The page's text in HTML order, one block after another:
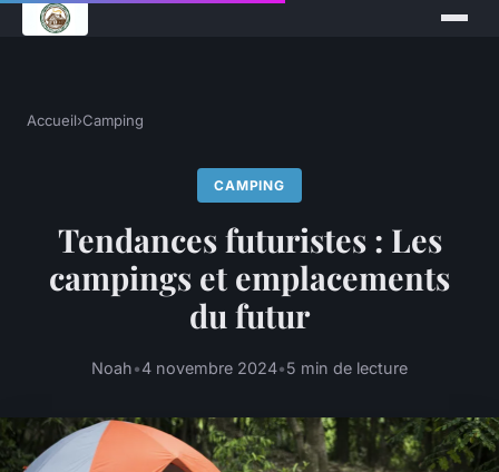
Accueil›Camping
CAMPING
Tendances futuristes : Les
campings et emplacements
du futur
Noah•4 novembre 2024•5 min de lecture